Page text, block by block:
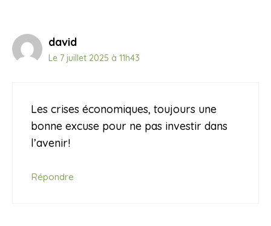
david
Le 7 juillet 2025 à 11h43
Les crises économiques, toujours une
bonne excuse pour ne pas investir dans
l’avenir!
Répondre